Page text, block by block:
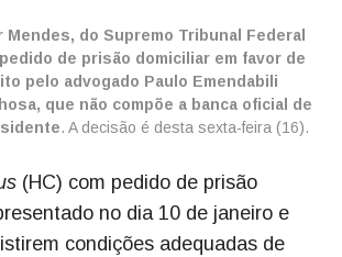
Mendes, do Supremo Tribunal Federal
de prisão domiciliar em favor de
pelo advogado Paulo Emendabili
que não compõe a banca oficial de
. A decisão é desta sexta-feira (16).
(HC) com pedido de prisão
no dia 10 de janeiro e
condições adequadas de